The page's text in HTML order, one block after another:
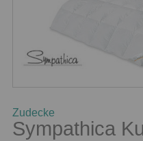
Zudecke
Sympathica